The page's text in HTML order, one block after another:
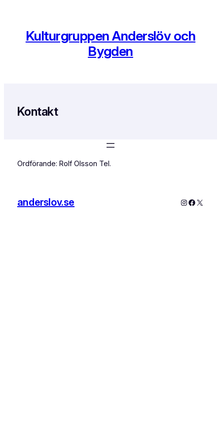
innehållKulturgruppen Anderslöv och
Bygden
Kontakt
Ordförande: Rolf Olsson Tel.
anderslov.se Instagram
X